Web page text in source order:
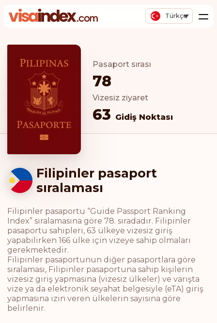
Türkçe
Pasaport sırası
78
Vizesiz ziyaret
63 Gidiş Noktası
Filipinler pasaport
sıralaması
Filipinler pasaportu “Guide Passport Ranking
Index” sıralamasına göre 78. sıradadır. Filipinler
pasaportu sahipleri, 63 ülkeye vizesiz giriş
yapabilirken 166 ülke için vizeye sahip olmaları
gerekmektedir.
Filipinler pasaportunun diğer pasaportlara göre
sıralaması, Filipinler pasaportuna sahip kişilerin
vizesiz giriş yapmasına (vizesiz ülkeler) ve varışta
vize ya da elektronik seyahat belgesiyle (eTA) giriş
yapmasına izin veren ülkelerin sayısına göre
belirlenir.